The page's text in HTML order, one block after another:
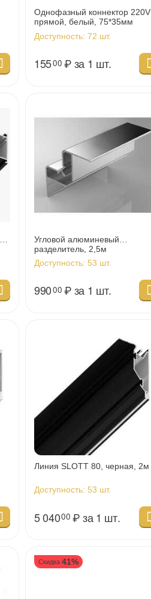
Однофазный коннектор 220V
прямой, белый, 75*35мм
Доступность: 72 шт.
15500 ₽за 1 шт.
Угловой алюминевый
разделитель, 2,5м
Доступность: 53 шт.
99000 ₽за 1 шт.
Линия SLOTT 80, черная, 2м
Доступность: 53 шт.
5 04000 ₽за 1 шт.
Скидка 41%